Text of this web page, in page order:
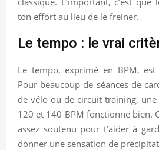
ton effort au lieu de le freiner.
Le tempo : le vrai
Le tempo, exprimé en BPM,
Pour beaucoup de séances de
de vélo ou de circuit training,
120 et 140 BPM fonctionne bien.
assez soutenu pour t’aider à
donner une sensation de